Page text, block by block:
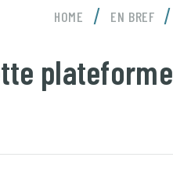
HOME / EN BREF /
plateforme